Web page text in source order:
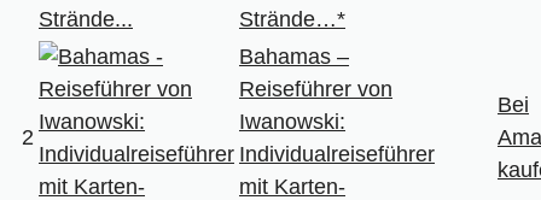
Strände…*
2
Bahamas –
Reiseführer von
Iwanowski:
Individualreiseführer
mit Karten-
Bei